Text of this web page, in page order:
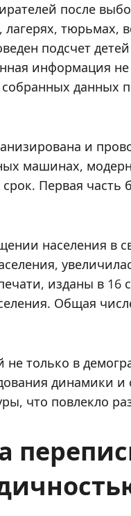
после
подсчет
информация
данных
и
машинах,
Первая часть
населения в
изданы в 16
Общая
только в
динамики
что повлекло